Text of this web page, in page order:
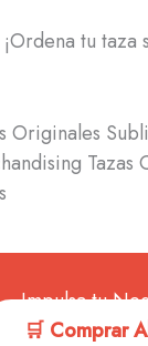
tu
Originales
Impulsa tu
🛒 Comprar